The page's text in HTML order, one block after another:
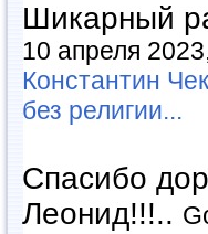
Шикарный
10 апреля
Константин
без религии...
Спасибо
Леонид!!!..